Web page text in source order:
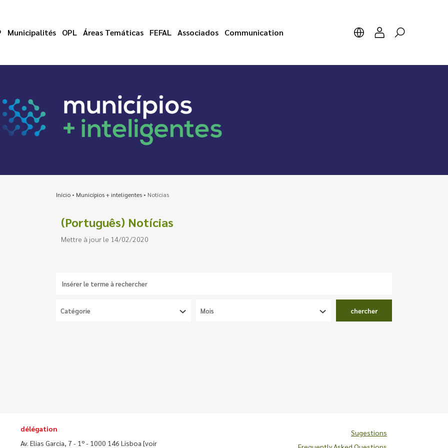
Municipalités OPL Áreas Temáticas FEFAL Associados Communication
Início• Municípios + inteligentes• Notícias
(Português) Notícias
Mettre à jour le 14/02/2020
chercher
délégation
Av. Elias Garcia, 7 - 1º - 1000 146 Lisboa [voir
Sugestions